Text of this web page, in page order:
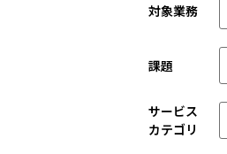
対象業務
課題
サービス
カテゴリ